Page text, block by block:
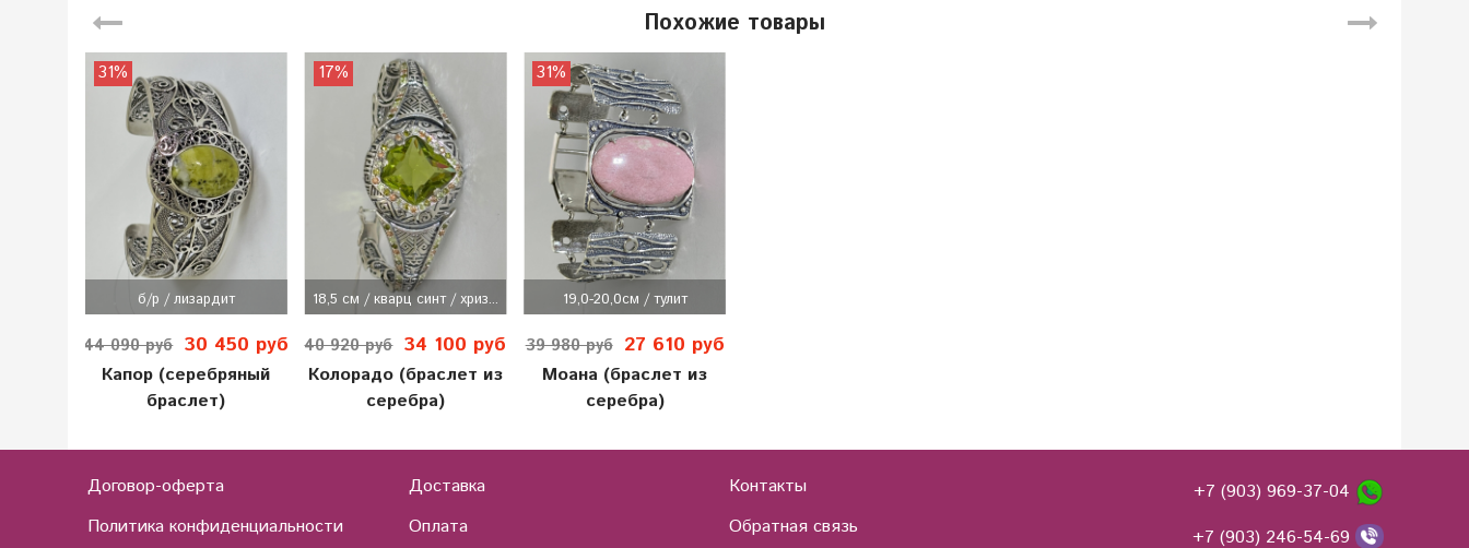
Похожие товары
б/р / лизардит
31%
44 090 руб 30 450 руб
Капор (серебряный
браслет)
18,5 см / кварц синт / хриз...
17%
40 920 руб 34 100 руб
Колорадо (браслет из
серебра)
19,0-20,0см / тулит
31%
39 980 руб 27 610 руб
Моана (браслет из
серебра)
Договор-оферта Доставка
Контакты
Политика конфиденциальности
Оплата Обратная связь
+7 (903) 969-37-04
+7 (903) 246-54-69